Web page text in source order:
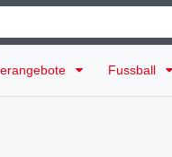
Fussball